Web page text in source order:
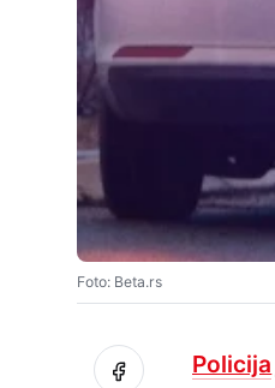
Foto: Beta.rs
Policija